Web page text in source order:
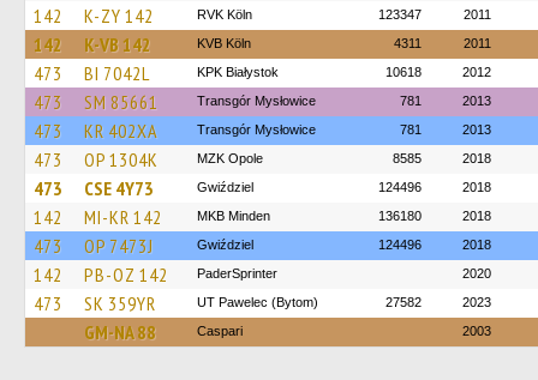
142 K-ZY 142 RVK Köln 123347 2011
142 K-VB 142 KVB Köln 4311 2011
473 BI 7042L KPK Białystok 10618 2012
473 SM 85661 Transgór Mysłowice 781 2013
473 KR 402XA Transgór Mysłowice 781 2013
473 OP 1304K MZK Opole 8585 2018
473 CSE 4Y73 Gwiździel 124496 2018
142 MI-KR 142 MKB Minden 136180 2018
473 OP 7473J Gwiździel 124496 2018
142 PB-OZ 142 PaderSprinter 2020
473 SK 359YR UT Pawelec (Bytom) 27582 2023
GM-NA 88 Caspari 2003